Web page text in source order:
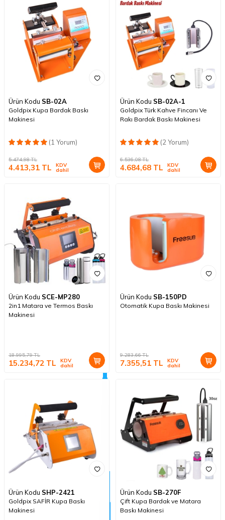
Ürün Kodu SB-02A
Goldpix Kupa Bardak Baskı
Makinesi
(1 Yorum)
5.474,98TL
4.413,31 TL KDV
dahil
Ürün Kodu SB-02A-1
Goldpix Türk Kahve Fincanı Ve
Rakı Bardak Baskı Makinesi
(2 Yorum)
6.536,08TL
4.684,68 TL KDV
dahil
Ürün Kodu SCE-MP280
2in1 Matara ve Termos Baskı
Makinesi
18.995,79TL
15.234,72 TL KDV
dahil
Ürün Kodu SB-150PD
Otomatik Kupa Baskı Makinesi
9.283,66TL
7.355,51 TL KDV
dahil
Ürün Kodu SHP-2421
Goldpix SAFİR Kupa Baskı
Makinesi
Ürün Kodu SB-270F
Çift Kupa Bardak ve Matara
Baskı Makinesi